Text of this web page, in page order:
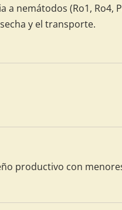
nemátodos (Ro1, Ro4,
y el transporte.
productivo con